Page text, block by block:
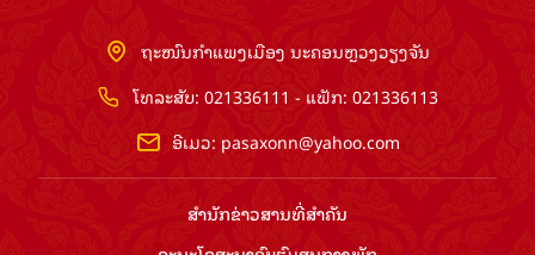
ຖະໜົນກຳແພງເມືອງ ນະຄອນຫຼວງວຽງຈັນ
ໂທລະສັບ: 021336111 - ແຟັກ: 021336113
ອີເມວ: pasaxonn@yahoo.com
ສຳ​ນັກ​ຂ່າວ​ສານ​ທີ່​ສຳ​ຄັນ​